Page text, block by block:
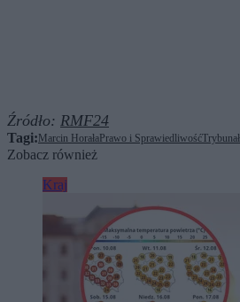
Źródło: RMF24
Tagi: Marcin Horała Prawo i Sprawiedliwość
Zobacz również
Kraj